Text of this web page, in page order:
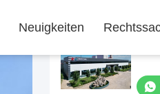
Neuigkeiten